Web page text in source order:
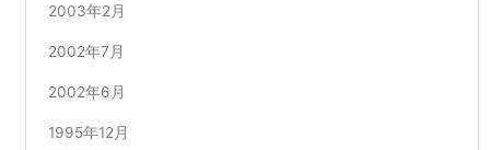
2003年2月
2002年7月
2002年6月
1995年12月